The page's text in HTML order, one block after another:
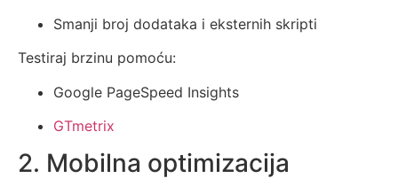
Smanji broj dodataka i eksternih skripti
Testiraj brzinu pomoću:
Google PageSpeed Insights
GTmetrix
2. Mobilna optimizacija